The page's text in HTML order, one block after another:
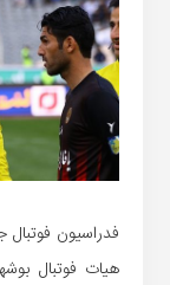
فدراسیون
هیات فوتبال